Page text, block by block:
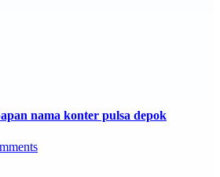
nama konter pulsa depok